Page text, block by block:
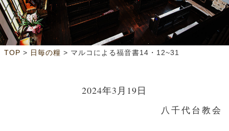
TOP > 日毎の糧 > マルコによる福音書14・12~31
2024年3月19日
八千代台教会